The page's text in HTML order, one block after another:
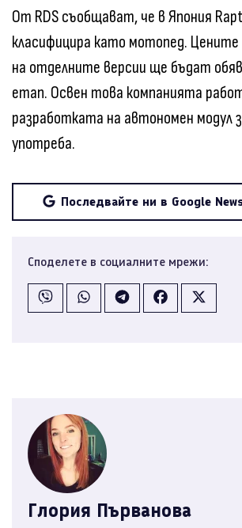
От RDS съобщават, че в Япония
класифицира като мотопед.
на отделните версии ще бъдат
етап. Освен това компанията
разработката на автономен модул
употреба.
Последвайте ни в Google
Споделете в социалните мрежи:
Глория Първанова